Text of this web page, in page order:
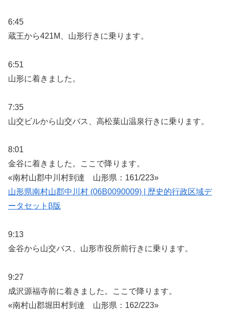
6:45
蔵王から421M、山形行きに乗ります。
6:51
山形に着きました。
7:35
山交ビルから山交バス、高松葉山温泉行きに乗ります。
8:01
金谷に着きました。ここで降ります。
«南村山郡中川村到達 山形県：161/223»
山形県南村山郡中川村 (06B0090009) | 歴史的行政区域デ
ータセットβ版
9:13
金谷から山交バス、山形市役所前行きに乗ります。
9:27
成沢源福寺前に着きました。ここで降ります。
«南村山郡堀田村到達 山形県：162/223»